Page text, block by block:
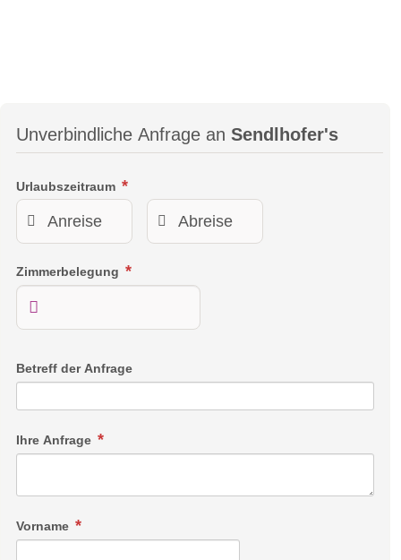
Schlafzimmer Cozy
Hier vergisst du all die Hektik des Alltags. Die Natur, die
scheinbar bis in dein Zimmer ragt, wirkt beruhigend und
erzeugt eine cozy Stimmung in eurem Hotelzimmer. Hier
fängt Sporturlaub in Bad Hofgastein an.
Unverbindliche Anfrage an Sendlhofer's
Urlaubszeitraum
Zimmerbelegung
Betreff der Anfrage
Ihre Anfrage
Vorname